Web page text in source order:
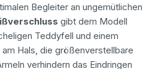
Begleiter an ungemütlichen
gibt dem Modell
Teddyfell und einem
Hals, die größenverstellbare
verhindern das Eindringen